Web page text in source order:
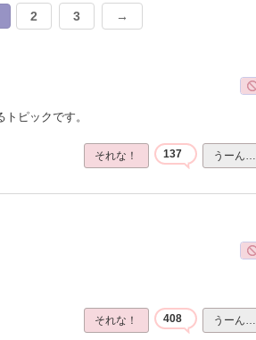
2 3 →
ピックです。
それな！ 137 うーん…
それな！ 408 うーん…